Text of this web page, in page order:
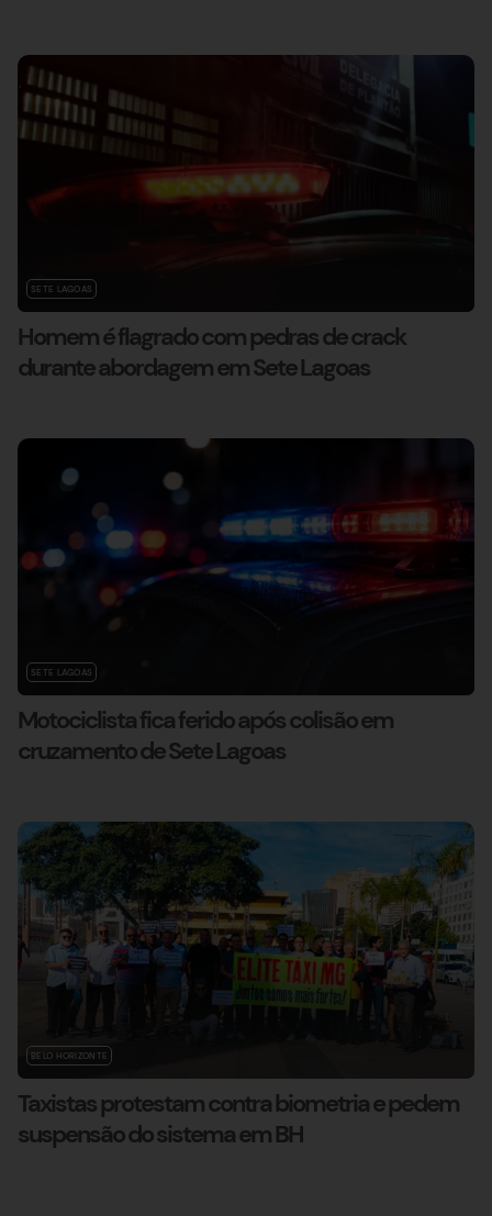
SETE LAGOAS
Homem é flagrado com pedras de crack
durante abordagem em Sete Lagoas
SETE LAGOAS
Motociclista fica ferido após colisão em
cruzamento de Sete Lagoas
BELO HORIZONTE
Taxistas protestam contra biometria e pedem
suspensão do sistema em BH